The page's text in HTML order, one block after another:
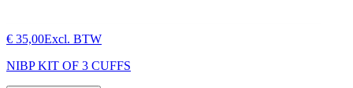
€ 35,00Excl. BTW
NIBP KIT OF 3 CUFFS